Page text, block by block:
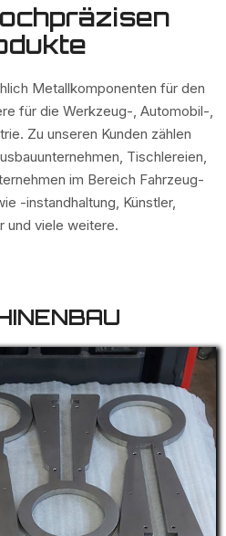
Metallkomponenten für den
für die Werkzeug-, Automobil-,
Zu unseren Kunden zählen
Tischlereien,
im Bereich Fahrzeug-
-instandhaltung, Künstler,
und viele weitere.